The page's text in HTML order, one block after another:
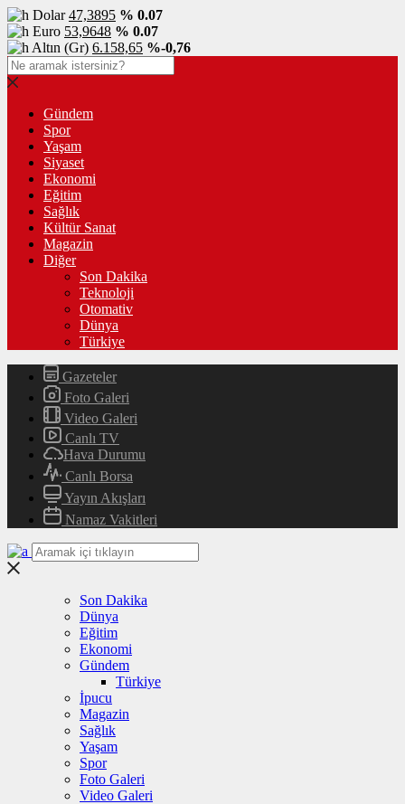
Dolar47,3895 % 0.07
Euro 53,9648 % 0.07
Altın (Gr) 6.158,65 %-0,76
Gündem
Spor
Yaşam
Siyaset
Ekonomi
Eğitim
Sağlık
Kültür Sanat
Magazin
Diğer
Son Dakika
Teknoloji
Otomativ
Dünya
Türkiye
Gazeteler
Foto Galeri
Video Galeri
Canlı TV
Hava Durumu
Canlı Borsa
Yayın Akışları
Namaz Vakitleri
Son Dakika
Dünya
Eğitim
Ekonomi
Gündem
Türkiye
İpucu
Magazin
Sağlık
Yaşam
Spor
Foto Galeri
Video Galeri